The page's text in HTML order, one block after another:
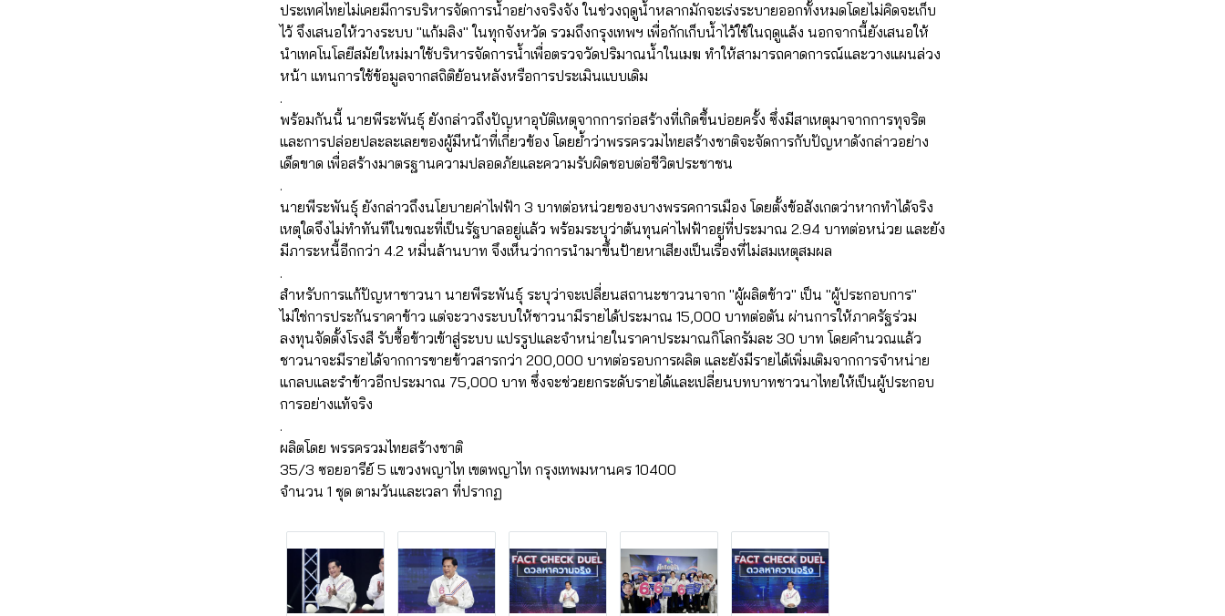
ประเทศไทยไม่เคยมีการบริหารจัดการน้ำอย่างจริงจัง ในช่วงฤดูน้ำหลากมักจะเร่งระบายออกทั้งหมดโดยไม่คิดจะเก็บ
ไว้ จึงเสนอให้วางระบบ "แก้มลิง" ในทุกจังหวัด รวมถึงกรุงเทพฯ เพื่อกักเก็บน้ำไว้ใช้ในฤดูแล้ง นอกจากนี้ยังเสนอให้
นำเทคโนโลยีสมัยใหม่มาใช้บริหารจัดการน้ำเพื่อตรวจวัดปริมาณน้ำในเมฆ ทำให้สามารถคาดการณ์และวางแผนล่วง
หน้า แทนการใช้ข้อมูลจากสถิติย้อนหลังหรือการประเมินแบบเดิม
.
พร้อมกันนี้ นายพีระพันธุ์ ยังกล่าวถึงปัญหาอุบัติเหตุจากการก่อสร้างที่เกิดขึ้นบ่อยครั้ง ซึ่งมีสาเหตุมาจากการทุจริต
และการปล่อยปละละเลยของผู้มีหน้าที่เกี่ยวข้อง โดยย้ำว่าพรรครวมไทยสร้างชาติจะจัดการกับปัญหาดังกล่าวอย่าง
เด็ดขาด เพื่อสร้างมาตรฐานความปลอดภัยและความรับผิดชอบต่อชีวิตประชาชน
.
นายพีระพันธุ์ ยังกล่าวถึงนโยบายค่าไฟฟ้า 3 บาทต่อหน่วยของบางพรรคการเมือง โดยตั้งข้อสังเกตว่าหากทำได้จริง
เหตุใดจึงไม่ทำทันทีในขณะที่เป็นรัฐบาลอยู่แล้ว พร้อมระบุว่าต้นทุนค่าไฟฟ้าอยู่ที่ประมาณ 2.94 บาทต่อหน่วย และยัง
มีภาระหนี้อีกกว่า 4.2 หมื่นล้านบาท จึงเห็นว่าการนำมาขึ้นป้ายหาเสียงเป็นเรื่องที่ไม่สมเหตุสมผล
.
สำหรับการแก้ปัญหาชาวนา นายพีระพันธุ์ ระบุว่าจะเปลี่ยนสถานะชาวนาจาก "ผู้ผลิตข้าว" เป็น "ผู้ประกอบการ"
ไม่ใช่การประกันราคาข้าว แต่จะวางระบบให้ชาวนามีรายได้ประมาณ 15,000 บาทต่อตัน ผ่านการให้ภาครัฐร่วม
ลงทุนจัดตั้งโรงสี รับซื้อข้าวเข้าสู่ระบบ แปรรูปและจำหน่ายในราคาประมาณกิโลกรัมละ 30 บาท โดยคำนวณแล้ว
ชาวนาจะมีรายได้จากการขายข้าวสารกว่า 200,000 บาทต่อรอบการผลิต และยังมีรายได้เพิ่มเติมจากการจำหน่าย
แกลบและรำข้าวอีกประมาณ 75,000 บาท ซึ่งจะช่วยยกระดับรายได้และเปลี่ยนบทบาทชาวนาไทยให้เป็นผู้ประกอบ
การอย่างแท้จริง
.
ผลิตโดย พรรครวมไทยสร้างชาติ
35/3 ซอยอารีย์ 5 แขวงพญาไท เขตพญาไท กรุงเทพมหานคร 10400
จำนวน 1 ชุด ตามวันและเวลา ที่ปรากฏ